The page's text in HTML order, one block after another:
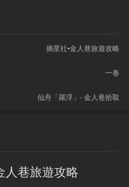
摘星社•金人巷旅遊攻略
一卷
仙舟「羅浮」‧ 金人巷拾取
人巷旅遊攻略